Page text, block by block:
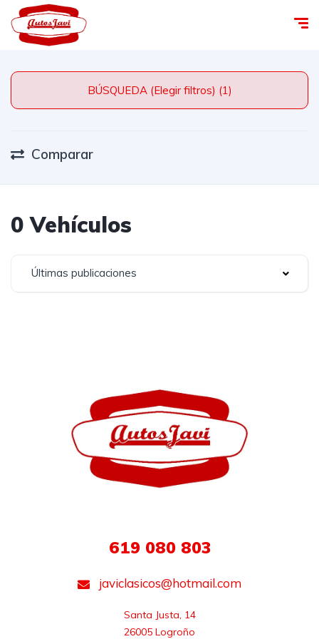
BÚSQUEDA (Elegir filtros) (1)
Comparar
0 Vehículos
Últimas publicaciones
619 080 803
javiclasicos@hotmail.com
Santa Justa, 14
26005 Logroño